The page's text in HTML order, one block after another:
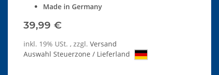
Made in Germany
39,99 €
inkl. 19% USt. , zzgl. Versand
Auswahl Steuerzone / Lieferland